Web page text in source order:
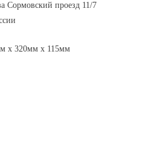
Сормовский проезд 11/7
x 320мм x 115мм